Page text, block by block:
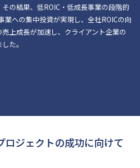
の結果、低ROIC・低成長事業の段階的
業への集中投資が実現し、全社ROICの向
売上成長が加速し、クライアント企業の
た。
ロジェクトの成功に向けて